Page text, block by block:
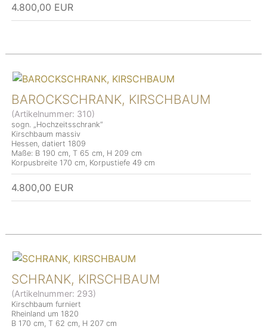
4.800,00 EUR
BAROCKSCHRANK, KIRSCHBAUM
(Artikelnummer: 310)
sogn. „Hochzeitsschrank“
Kirschbaum massiv
Hessen, datiert 1809
Maße: B 190 cm, T 65 cm, H 209 cm
Korpusbreite 170 cm, Korpustiefe 49 cm
4.800,00 EUR
SCHRANK, KIRSCHBAUM
(Artikelnummer: 293)
Kirschbaum furniert
Rheinland um 1820
B 170 cm, T 62 cm, H 207 cm